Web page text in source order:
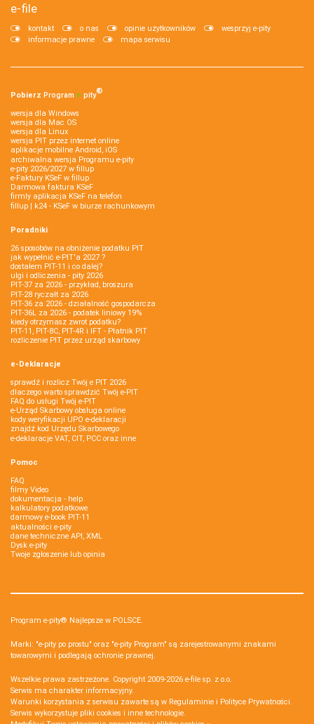
e-file
kontakt o nas opinie użytkowników
wesprzyj e-pity
informacje prawne
mapa serwisu
Pobierz Program e‑pity®
wersja dla Windows
wersja dla Mac OS
wersja dla Linux
wersja PIT przez internet online
aplikacje mobilne Android, iOS
archiwalna wersja Programu e-pity
e-pity 2026/2027 w fillup
e‑Faktury KSeF w fillup
Darmowa faktura KSeF
firmly aplikacja KSeF na telefon
fillup | k24 - KSeF w biurze rachunkowym
Poradniki
26 sposobów na obniżenie podatku PIT
jak wypełnić e-PIT'a 2027 ?
dostałem PIT-11 i co dalej?
ulgi i odliczenia - pity 2026
PIT-37 za 2026 - przykład, broszura
PIT-28 ryczałt za 2026
PIT-36 za 2026 - działalność gospodarcza
PIT-36L za 2026 - podatek liniowy 19%
kiedy otrzymasz zwrot podatku?
PIT-11, PIT-8C, PIT-4R i IFT - Płatnik PIT
rozliczenie PIT przez urząd skarbowy
e-Deklaracje
sprawdź i rozlicz Twój e PIT 2026
dlaczego warto sprawdzić Twój e-PIT
FAQ do usługi Twój e-PIT
e-Urząd Skarbowy obsługa online
kody weryfikacji UPO e-deklaracji
znajdź kod Urzędu Skarbowego
e-deklaracje VAT, CIT, PCC oraz inne
Pomoc
FAQ
filmy Video
dokumentacja - help
kalkulatory podatkowe
darmowy e-book PIT-11
aktualności e-pity
dane techniczne API, XML
Dysk e-pity
Twoje zgłoszenie lub opinia
Program e-pity® Najlepsze w POLSCE.
Marki: "e-pity po prostu" oraz "e-pity Program" są zarejestrowanymi znakami
towarowymi i podlegają ochronie prawnej.
Wszelkie prawa zastrzeżone. Copyright 2009-2026 e-file sp. z o.o.
Serwis ma charakter informacyjny.
Warunki korzystania z serwisu zawarte są w Regulaminie i Polityce Prywatności.
Serwis wykorzystuje pliki cookies i inne technologie.